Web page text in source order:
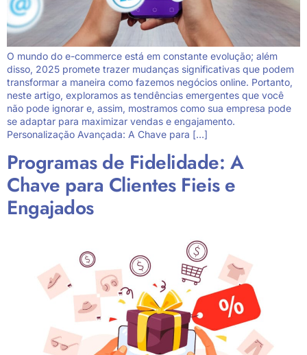
O mundo do e-commerce está em constante evolução; além
disso, 2025 promete trazer mudanças significativas que podem
transformar a maneira como fazemos negócios online. Portanto,
neste artigo, exploramos as tendências emergentes que você
não pode ignorar e, assim, mostramos como sua empresa pode
se adaptar para maximizar vendas e engajamento.
Personalização Avançada: A Chave para […]
Programas de Fidelidade: A
Chave para Clientes Fieis e
Engajados